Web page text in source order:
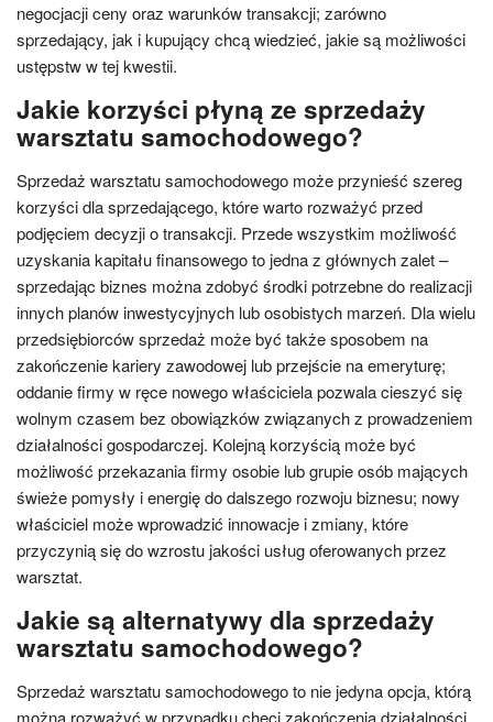
negocjacji ceny oraz warunków transakcji; zarówno
sprzedający, jak i kupujący chcą wiedzieć, jakie są możliwości
ustępstw w tej kwestii.
Jakie korzyści płyną ze sprzedaży
warsztatu samochodowego?
Sprzedaż warsztatu samochodowego może przynieść szereg
korzyści dla sprzedającego, które warto rozważyć przed
podjęciem decyzji o transakcji. Przede wszystkim możliwość
uzyskania kapitału finansowego to jedna z głównych zalet –
sprzedając biznes można zdobyć środki potrzebne do realizacji
innych planów inwestycyjnych lub osobistych marzeń. Dla wielu
przedsiębiorców sprzedaż może być także sposobem na
zakończenie kariery zawodowej lub przejście na emeryturę;
oddanie firmy w ręce nowego właściciela pozwala cieszyć się
wolnym czasem bez obowiązków związanych z prowadzeniem
działalności gospodarczej. Kolejną korzyścią może być
możliwość przekazania firmy osobie lub grupie osób mających
świeże pomysły i energię do dalszego rozwoju biznesu; nowy
właściciel może wprowadzić innowacje i zmiany, które
przyczynią się do wzrostu jakości usług oferowanych przez
warsztat.
Jakie są alternatywy dla sprzedaży
warsztatu samochodowego?
Sprzedaż warsztatu samochodowego to nie jedyna opcja, którą
można rozważyć w przypadku chęci zakończenia działalności.